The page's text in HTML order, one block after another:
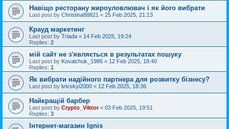
Навіщо ресторану жироуловлювач і як його вибрати
Last post by Christina88821 « 25 Feb 2025, 21:13
Крауд маркетинг
Last post by Triada « 14 Feb 2025, 19:24
Replies: 2
мій сайт не з'являється в результатах пошуку
Last post by Kovalchuk_1986 « 12 Feb 2025, 18:40
Replies: 1
Як вибрати надійного партнера для розвитку бізнесу?
Last post by lvivskyi2000 « 12 Feb 2025, 18:36
Найкращій барбер
Last post by Crypto_Viktor« 03 Feb 2025, 19:51
Replies: 3
Інтернет-магазин Ignis